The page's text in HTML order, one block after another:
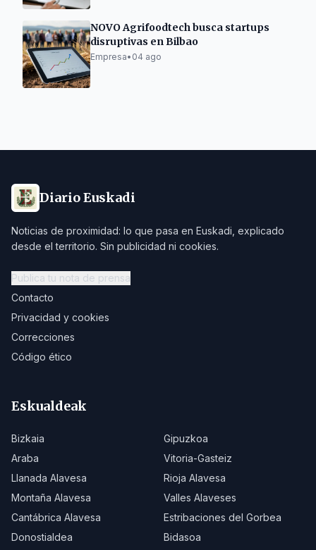
NOVO Agrifoodtech busca startups
disruptivas en Bilbao
Empresa• 04 ago
Diario Euskadi
Noticias de proximidad: lo que pasa en Euskadi, explicado
desde el territorio. Sin publicidad ni cookies.
Publica tu nota de prensa
Contacto
Privacidad y cookies
Correcciones
Código ético
Eskualdeak
Bizkaia
Gipuzkoa
Araba
Vitoria-Gasteiz
Llanada Alavesa
Rioja Alavesa
Montaña Alavesa
Valles Alaveses
Cantábrica Alavesa
Estribaciones del Gorbea
Donostialdea
Bidasoa